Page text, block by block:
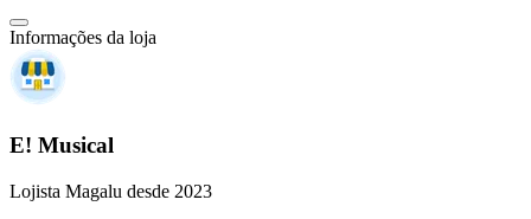
Informações da loja
E! Musical
Lojista Magalu desde 2023